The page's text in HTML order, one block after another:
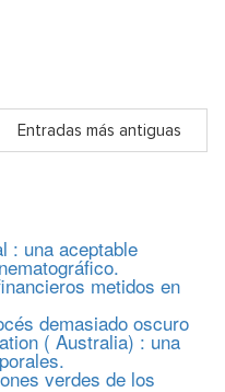
Entradas más antiguas
: una aceptable
metidos en
demasiado oscuro
( Australia) : una
verdes de los